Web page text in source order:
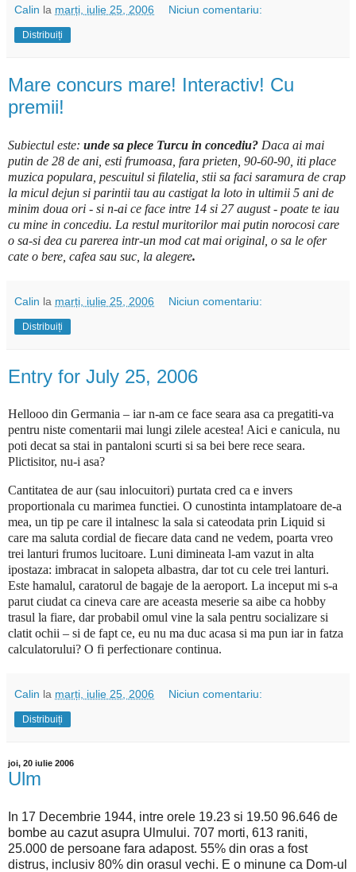
Calin la marți, iulie 25, 2006 Niciun comentariu:
Distribuiți
Mare concurs mare! Interactiv! Cu
premii!
Subiectul este: unde sa plece Turcu in concediu? Daca ai mai
putin de 28 de ani, esti frumoasa, fara prieten, 90-60-90, iti place
muzica populara, pescuitul si filatelia, stii sa faci saramura de crap
la micul dejun si parintii tau au castigat la loto in ultimii 5 ani de
minim doua ori - si n-ai ce face intre 14 si 27 august - poate te iau
cu mine in concediu. La restul muritorilor mai putin norocosi care
o sa-si dea cu parerea intr-un mod cat mai original, o sa le ofer
cate o bere, cafea sau suc, la alegere.
Calin la marți, iulie 25, 2006 Niciun comentariu:
Distribuiți
Entry for July 25, 2006
Hellooo din Germania – iar n-am ce face seara asa ca pregatiti-va
pentru niste comentarii mai lungi zilele acestea! Aici e canicula, nu
poti decat sa stai in pantaloni scurti si sa bei bere rece seara.
Plictisitor, nu-i asa?
Cantitatea de aur (sau inlocuitori) purtata cred ca e invers
proportionala cu marimea functiei. O cunostinta intamplatoare de-a
mea, un tip pe care il intalnesc la sala si cateodata prin Liquid si
care ma saluta cordial de fiecare data cand ne vedem, poarta vreo
trei lanturi frumos lucitoare. Luni dimineata l-am vazut in alta
ipostaza: imbracat in salopeta albastra, dar tot cu cele trei lanturi.
Este hamalul, caratorul de bagaje de la aeroport. La inceput mi s-a
parut ciudat ca cineva care are aceasta meserie sa aibe ca hobby
trasul la fiare, dar probabil omul vine la sala pentru socializare si
clatit ochii – si de fapt ce, eu nu ma duc acasa si ma pun iar in fatza
calculatorului? O fi perfectionare continua.
Calin la marți, iulie 25, 2006 Niciun comentariu:
Distribuiți
joi, 20 iulie 2006
Ulm
In 17 Decembrie 1944, intre orele 19.23 si 19.50 96.646 de
bombe au cazut asupra Ulmului. 707 morti, 613 raniti,
25.000 de persoane fara adapost. 55% din oras a fost
distrus, inclusiv 80% din orasul vechi. E o minune ca Dom-ul